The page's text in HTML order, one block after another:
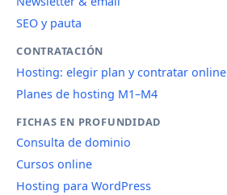
SEO y pauta
CONTRATACIÓN
Hosting: elegir plan y contratar online
Planes de hosting M1–M4
FICHAS EN PROFUNDIDAD
Consulta de dominio
Cursos online
Hosting para WordPress